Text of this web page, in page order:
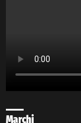
Marchi